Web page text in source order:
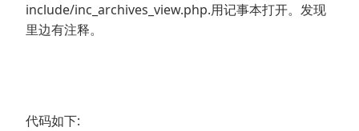
include/inc_archives_view.php.用记事本打开。发现
里边有注释。
代码如下: